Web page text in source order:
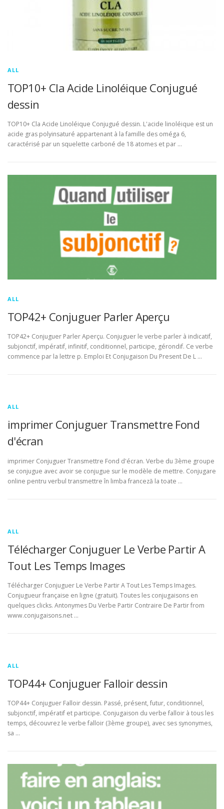
ALL
TOP10+ Cla Acide Linoléique Conjugué
dessin
TOP10+ Cla Acide Linoléique Conjugué dessin. L'acide linoléique est un
acide gras polyinsaturé appartenant à la famille des oméga 6,
caractérisé par un squelette carboné de 18 atomes et par …
ALL
TOP42+ Conjuguer Parler Aperçu
TOP42+ Conjuguer Parler Aperçu. Conjuguer le verbe parler à indicatif,
subjonctif, impératif, infinitif, conditionnel, participe, gérondif. Ce verbe
commence par la lettre p. Emploi Et Conjugaison Du Present De L …
ALL
imprimer Conjuguer Transmettre Fond
d'écran
imprimer Conjuguer Transmettre Fond d'écran. Verbe du 3ème groupe
se conjugue avec avoir se conjugue sur le modèle de mettre. Conjugare
online pentru verbul transmettre în limba franceză la toate …
ALL
Télécharger Conjuguer Le Verbe Partir A
Tout Les Temps Images
Télécharger Conjuguer Le Verbe Partir A Tout Les Temps Images.
Conjugueur française en ligne (gratuit). Toutes les conjugaisons en
quelques clicks. Antonymes Du Verbe Partir Contraire De Partir from
www.conjugaisons.net …
ALL
TOP44+ Conjuguer Falloir dessin
TOP44+ Conjuguer Falloir dessin. Passé, présent, futur, conditionnel,
subjonctif, impératif et participe. Conjugaison du verbe falloir à tous les
temps, découvrez le verbe falloir (3ème groupe), avec ses synonymes,
sa …